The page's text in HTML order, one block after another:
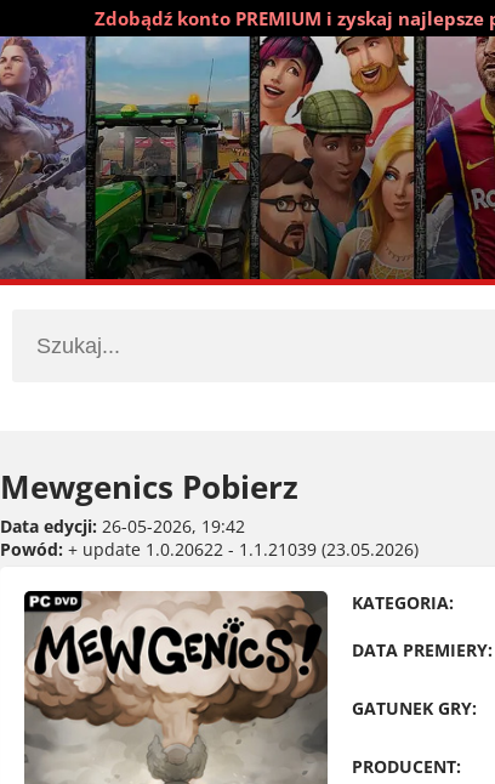
Zdobądź konto PREMIUM i zyskaj
Mewgenics Pobierz
Data edycji: 26-05-2026, 19:42
Powód: + update 1.0.20622 - 1.1.21039 (23.05.2026)
KATEGORIA:
DATA PREMIERY:
GATUNEK GRY:
PRODUCENT: